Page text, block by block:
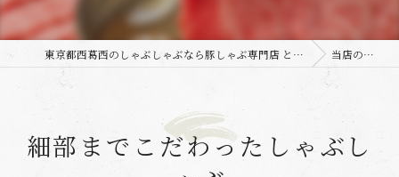
東京都西葛西のしゃぶしゃぶなら豚しゃぶ専門店 とんとん 当店の特徴
細部までこだわったしゃぶし